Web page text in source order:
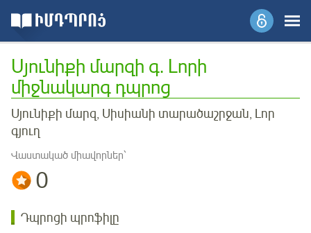
Սյունիքի մարզի գ. Լորի
միջնակարգ դպրոց
Սյունիքի մարզ, Սիսիանի տարածաշրջան, Լոր
գյուղ
Վաստակած միավորներ՝
0
Դպրոցի պրոֆիլը